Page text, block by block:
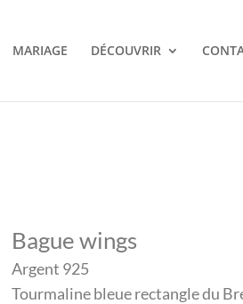
MARIAGE DÉCOUVRIR
Bague wings
Argent 925
Tourmaline bleue rectangle du